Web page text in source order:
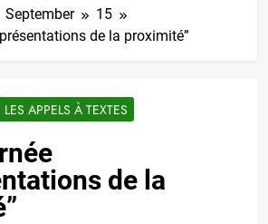
September
15
de la proximité”
LES APPELS À TEXTES
de la